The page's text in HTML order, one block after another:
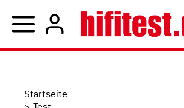
Startseite